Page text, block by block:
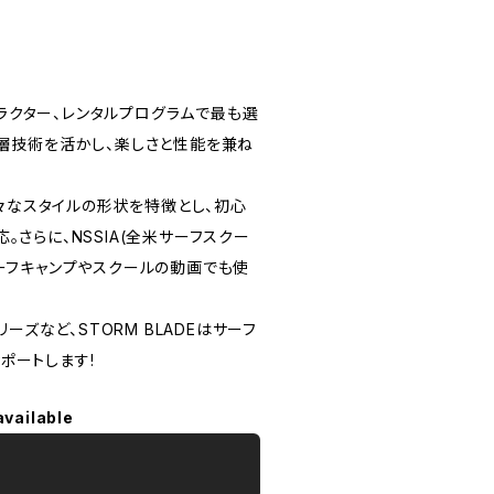
ター、レンタルプログラムで最も選
技術を活かし、楽しさと性能を兼ね
スタイルの形状を特徴とし、初心
さらに、NSSIA(全米サーフスクー
キャンプやスクールの動画でも使
ーズなど、STORM BLADEはサーフ
ートします!